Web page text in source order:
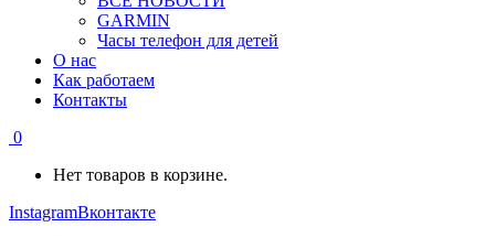
GARMIN
Часы телефон для детей
О нас
Как работаем
Контакты
0
Нет товаров в корзине.
InstagramВконтакте